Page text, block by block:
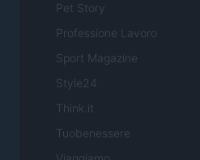
Pet Story
Professione Lavoro
Sport Magazine
Style24
Think.it
Tuobenessere